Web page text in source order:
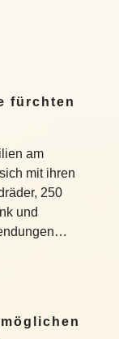
fürchten
am
mit ihren
250
und